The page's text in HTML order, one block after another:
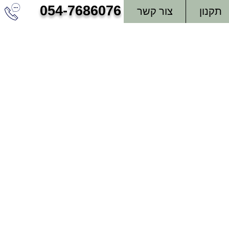
צור קשר תקנון 054-7686076